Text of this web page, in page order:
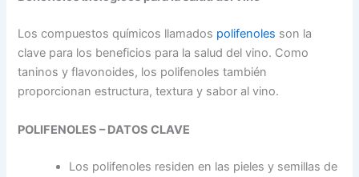
Los compuestos químicos llamados polifenoles son la
clave para los beneficios para la salud del vino. Como
taninos y flavonoides, los polifenoles también
proporcionan estructura, textura y sabor al vino.
POLIFENOLES – DATOS CLAVE
Los polifenoles residen en las pieles y semillas de